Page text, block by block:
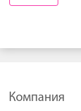
Компания